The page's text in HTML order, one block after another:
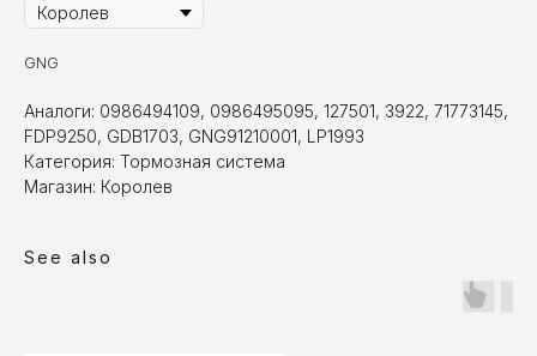
GNG
Аналоги: 0986494109, 0986495095, 127501, 3922, 71773145,
FDP9250, GDB1703, GNG91210001, LP1993
Категория: Тормозная система
Магазин: Королев
See also